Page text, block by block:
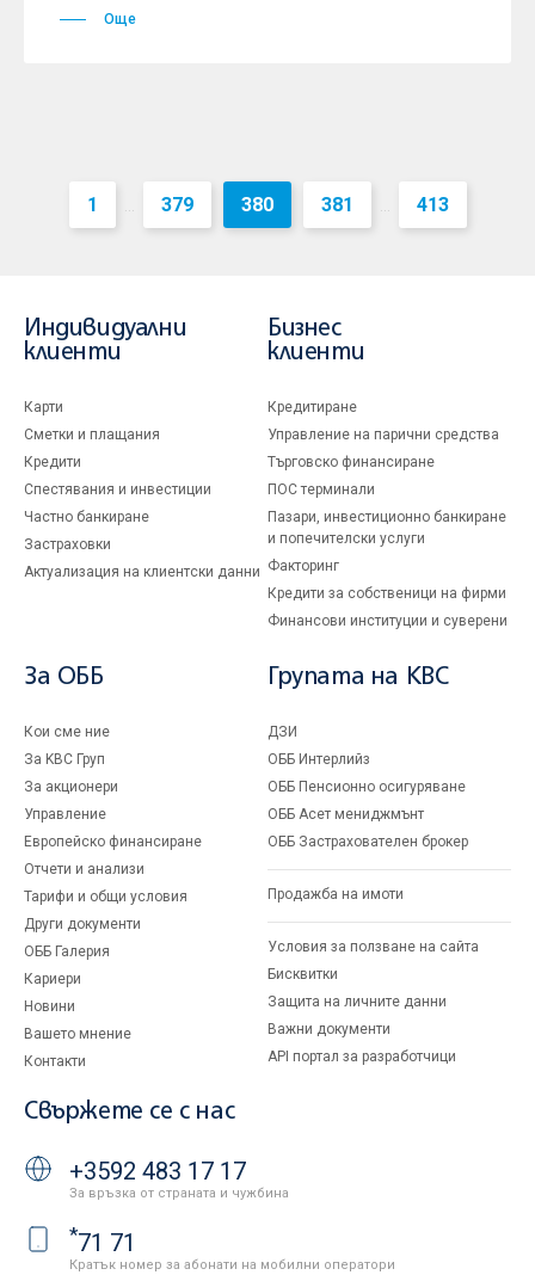
Още
1 ... 379 380 381 ... 413
Индивидуални
клиенти
Карти
Сметки и плащания
Кредити
Спестявания и инвестиции
Частно банкиране
Застраховки
Актуализация на клиентски данни
Бизнес
клиенти
Кредитиране
Управление на парични средства
Търговско финансиране
ПОС терминали
Пазари, инвестиционно банкиране
и попечителски услуги
Факторинг
Кредити за собственици на фирми
Финансови институции и суверени
За ОББ
Кои сме ние
За KBC Груп
За акционери
Управление
Европейско финансиране
Отчети и анализи
Тарифи и общи условия
Други документи
ОББ Галерия
Кариери
Новини
Вашето мнение
Контакти
Групата на KBC
ДЗИ
ОББ Интерлийз
ОББ Пенсионно осигуряване
ОББ Асет мениджмънт
ОББ Застрахователен брокер
Продажба на имоти
Условия за ползване на сайта
Бисквитки
Защита на личните данни
Важни документи
API портал за разработчици
Свържете се с нас
+3592 483 17 17
За връзка от страната и чужбина
*71 71
Кратък номер за абонати на мобилни оператори